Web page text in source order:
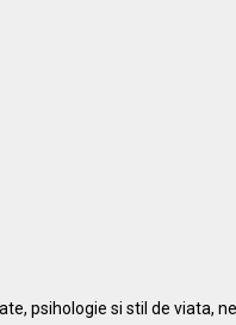
psihologie si stil de viata,